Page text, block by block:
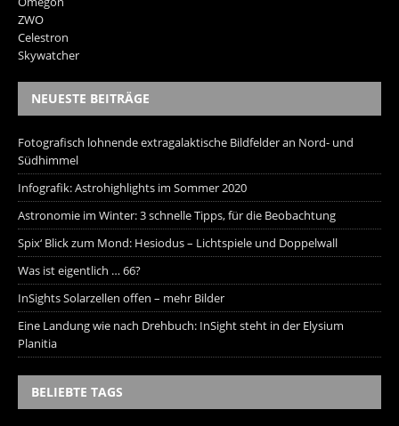
ZWO
Celestron
Skywatcher
NEUESTE BEITRÄGE
Fotografisch lohnende extragalaktische Bildfelder an Nord- und
Südhimmel
Infografik: Astrohighlights im Sommer 2020
Astronomie im Winter: 3 schnelle Tipps, für die Beobachtung
Spix‘ Blick zum Mond: Hesiodus – Lichtspiele und Doppelwall
Was ist eigentlich … 66?
InSights Solarzellen offen – mehr Bilder
Eine Landung wie nach Drehbuch: InSight steht in der Elysium
Planitia
BELIEBTE TAGS